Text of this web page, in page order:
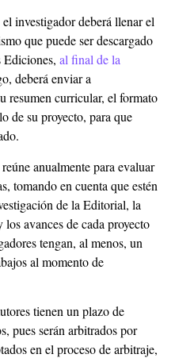
investigador deberá llenar el
que puede ser descargado
al final de la
deberá enviar a
resumen curricular, el formato
de su proyecto, para que
anualmente para evaluar
tomando en cuenta que estén
de la Editorial, la
avances de cada proyecto
tengan, al menos, un
al momento de
tienen un plazo de
pues serán arbitrados por
en el proceso de arbitraje,